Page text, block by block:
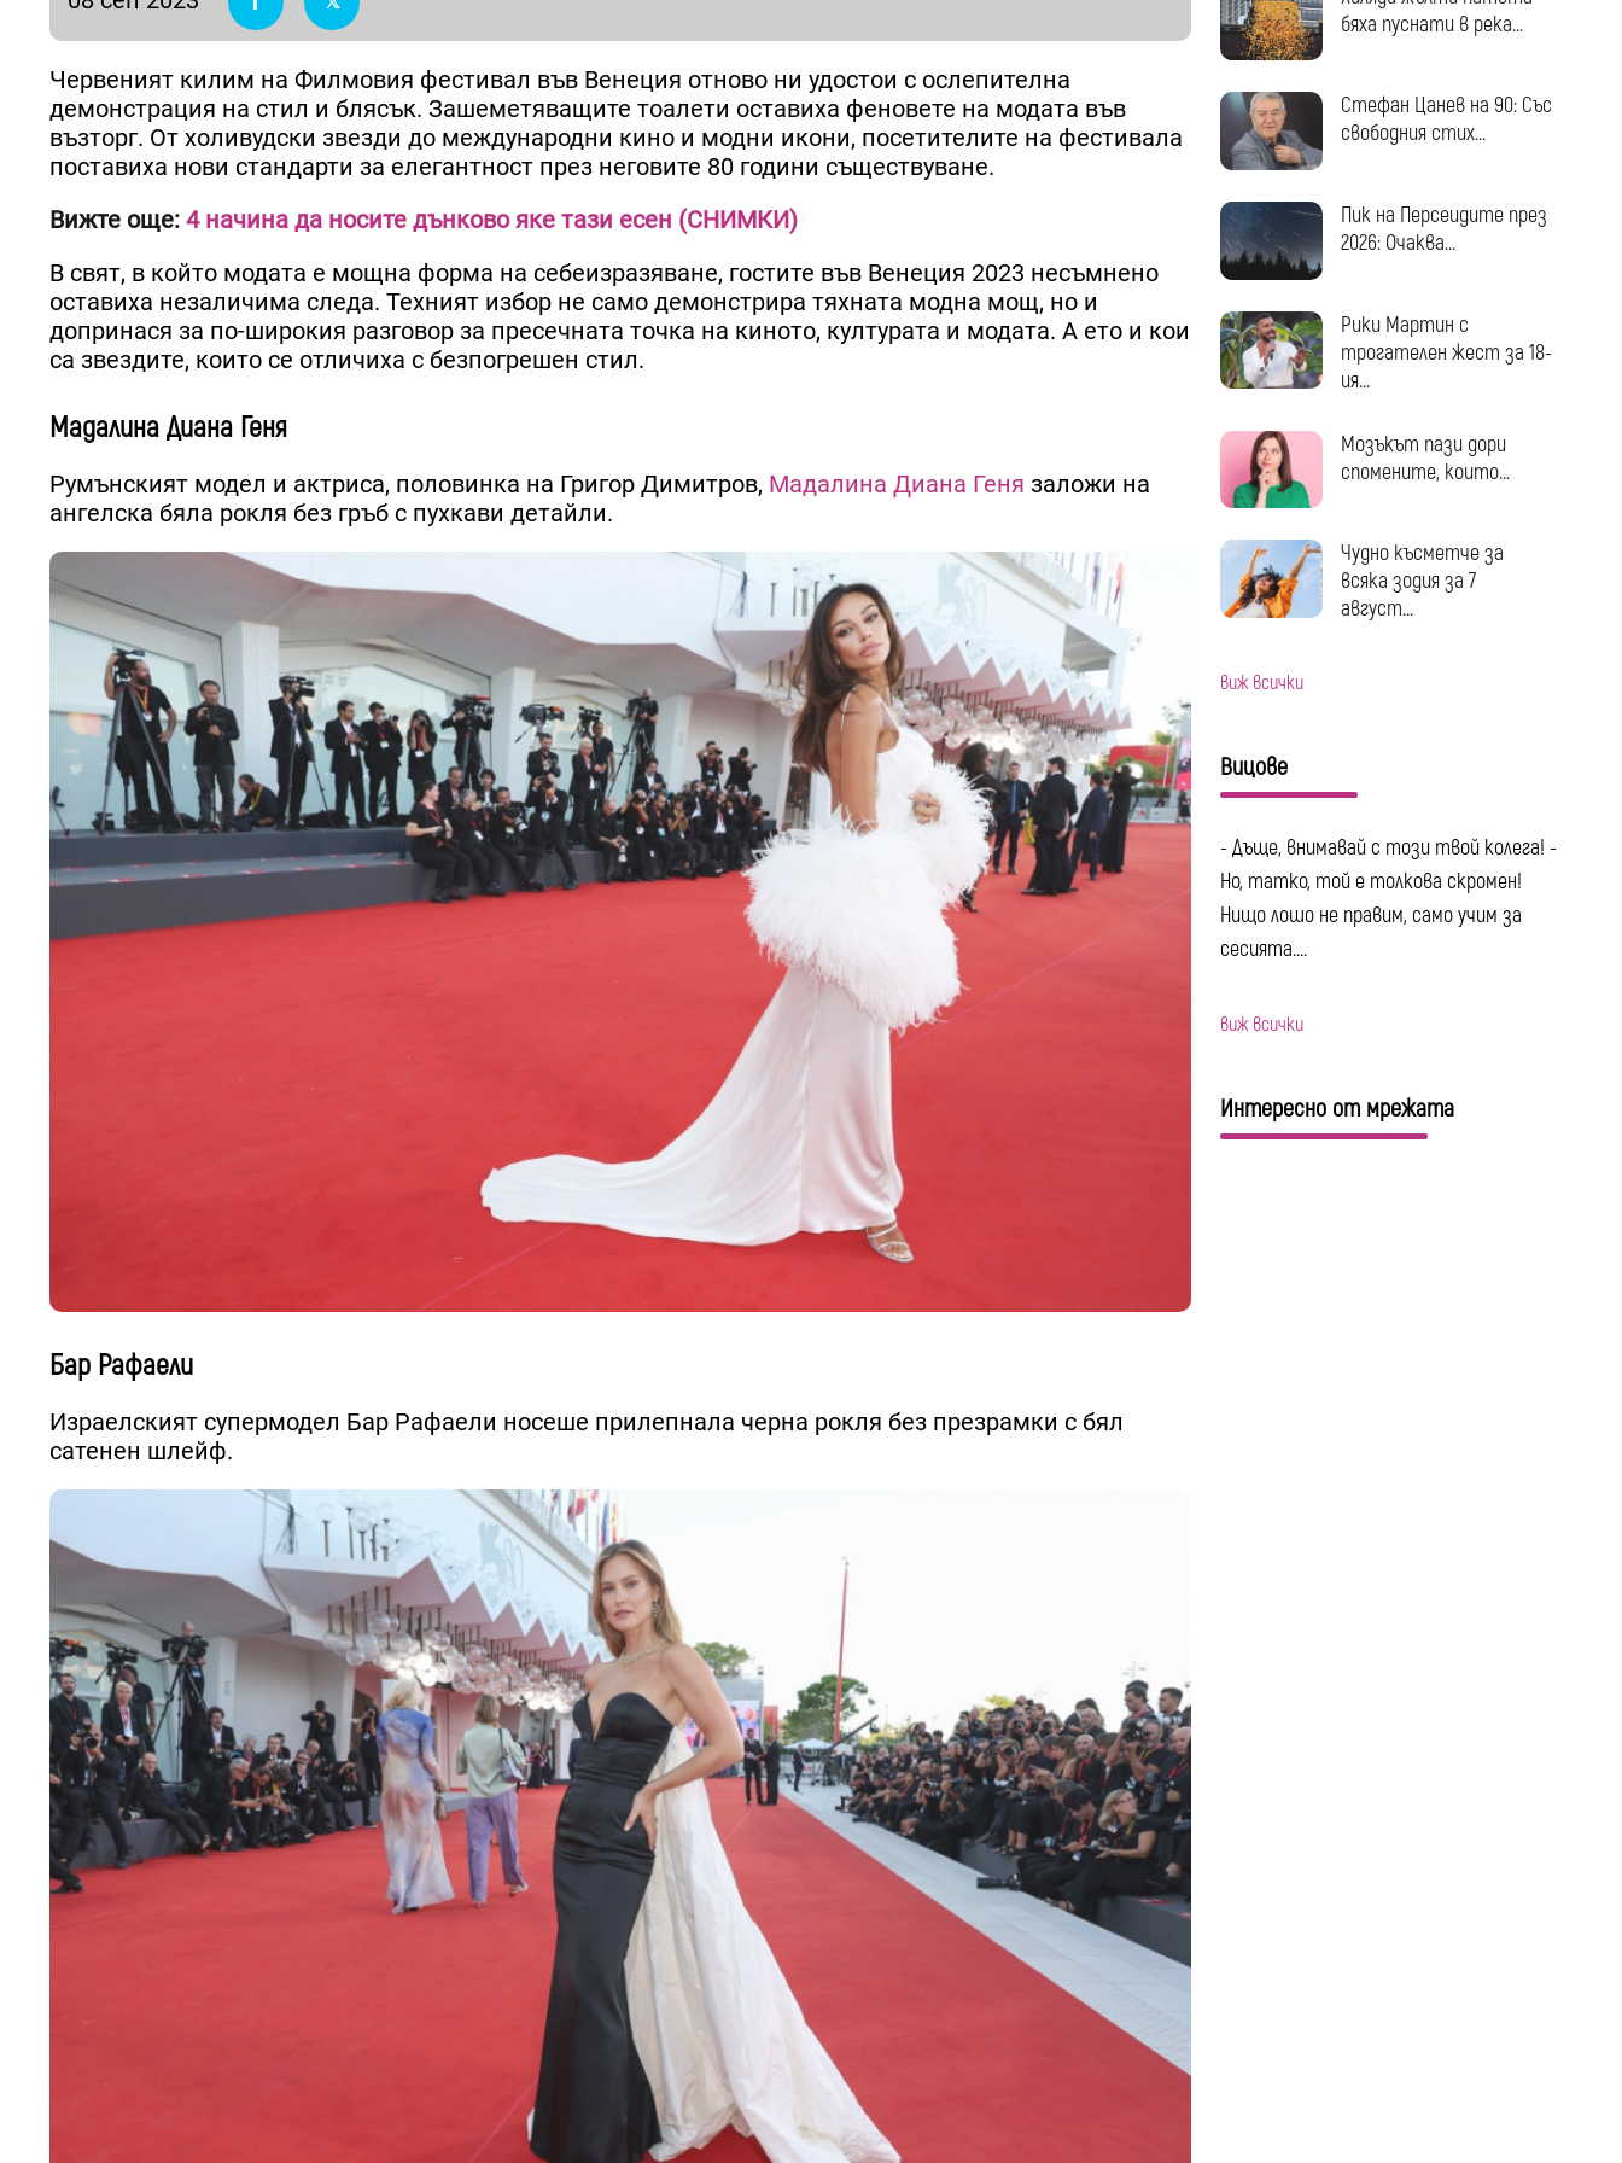
Червеният килим на Филмовия фестивал във Венеция отново ни удостои с ослепителна
демонстрация на стил и блясък. Зашеметяващите тоалети оставиха феновете на модата във
възторг. От холивудски звезди до международни кино и модни икони, посетителите на фестивала
поставиха нови стандарти за елегантност през неговите 80 години съществуване.
Вижте още: 4 начина да носите дънково яке тази есен (СНИМКИ)
В свят, в който модата е мощна форма на себеизразяване, гостите във Венеция 2023 несъмнено
оставиха незаличима следа. Техният избор не само демонстрира тяхната модна мощ, но и
допринася за по-широкия разговор за пресечната точка на киното, културата и модата. А ето и кои
са звездите, които се отличиха с безпогрешен стил.
Мадалина Диана Геня
Румънският модел и актриса, половинка на Григор Димитров, Мадалина Диана Геня заложи на
ангелска бяла рокля без гръб с пухкави детайли.
Бар Рафаели
Израелският супермодел Бар Рафаели носеше прилепнала черна рокля без презрамки с бял
сатенен шлейф.
бяха пуснати в река...
Стефан Цанев на 90: Със
свободния стих...
Пик на Персеидите през
2026: Очаква...
Рики Мартин с
трогателен жест за 18-
ия...
Мозъкът пази дори
спомените, които...
Чудно късметче за
всяка зодия за 7
август...
виж всички
Вицове
- Дъще, внимавай с този твой колега! -
Но, татко, той е толкова скромен!
Нищо лошо не правим, само учим за
сесията....
виж всички
Интересно от мрежата